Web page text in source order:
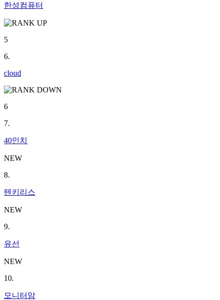
한성컴퓨터
5
6.
cloud
6
7.
40인치
NEW
8.
텐키리스
NEW
9.
유선
NEW
10.
모니터암